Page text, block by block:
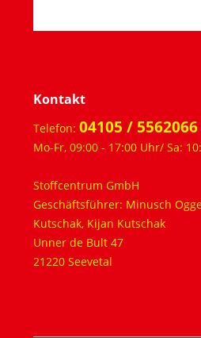
Kontakt
Telefon: 04105 / 5562066
Mo-Fr, 09:00 - 17:00 Uhr/ Sa:
Stoffcentrum GmbH
Geschäftsführer: Minusch
Kutschak, Kijan Kutschak
Unner de Bult 47
21220 Seevetal